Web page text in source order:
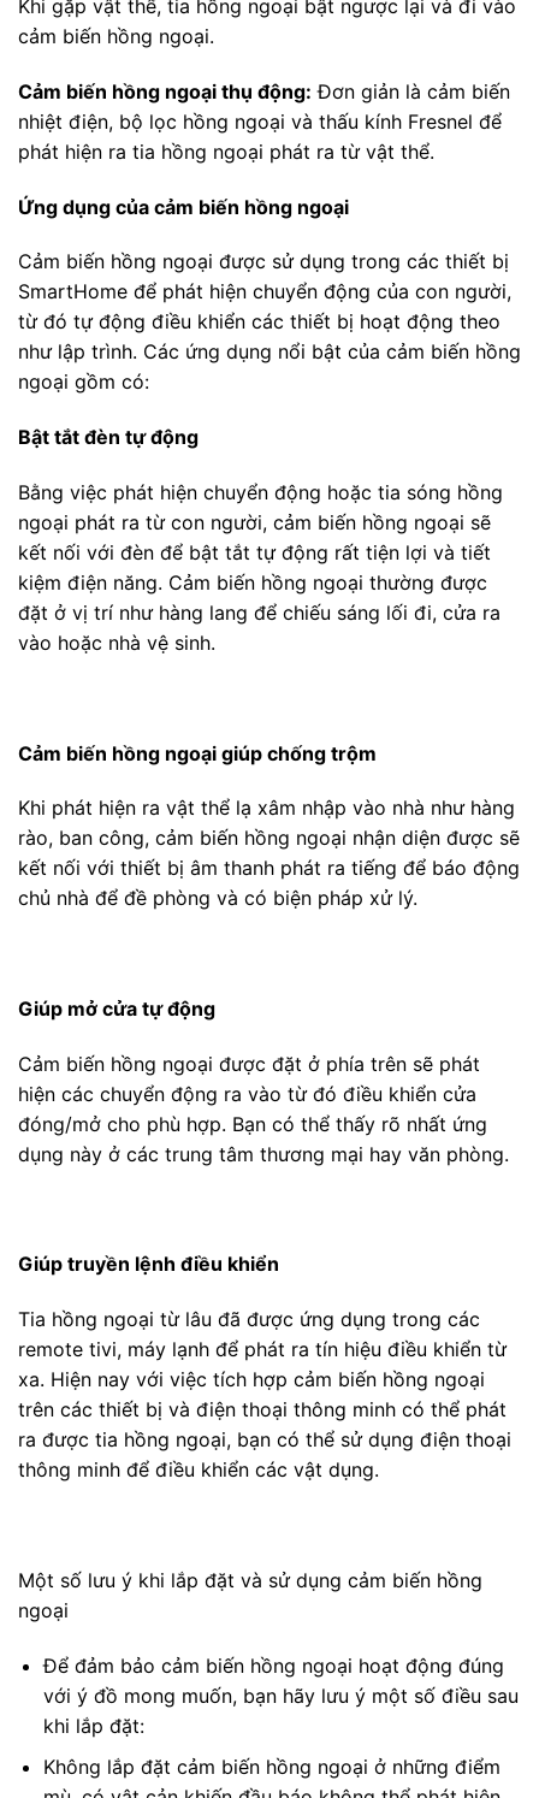
Khi gặp vật thể, tia hồng ngoại bật ngược lại và đi vào
cảm biến hồng ngoại.
Cảm biến hồng ngoại thụ động: Đơn giản là cảm biến
nhiệt điện, bộ lọc hồng ngoại và thấu kính Fresnel để
phát hiện ra tia hồng ngoại phát ra từ vật thể.
Ứng dụng của cảm biến hồng ngoại
Cảm biến hồng ngoại được sử dụng trong các thiết bị
SmartHome để phát hiện chuyển động của con người,
từ đó tự động điều khiển các thiết bị hoạt động theo
như lập trình. Các ứng dụng nổi bật của cảm biến hồng
ngoại gồm có:
Bật tắt đèn tự động
Bằng việc phát hiện chuyển động hoặc tia sóng hồng
ngoại phát ra từ con người, cảm biến hồng ngoại sẽ
kết nối với đèn để bật tắt tự động rất tiện lợi và tiết
kiệm điện năng. Cảm biến hồng ngoại thường được
đặt ở vị trí như hàng lang để chiếu sáng lối đi, cửa ra
vào hoặc nhà vệ sinh.
Cảm biến hồng ngoại giúp chống trộm
Khi phát hiện ra vật thể lạ xâm nhập vào nhà như hàng
rào, ban công, cảm biến hồng ngoại nhận diện được sẽ
kết nối với thiết bị âm thanh phát ra tiếng để báo động
chủ nhà để đề phòng và có biện pháp xử lý.
Giúp mở cửa tự động
Cảm biến hồng ngoại được đặt ở phía trên sẽ phát
hiện các chuyển động ra vào từ đó điều khiển cửa
đóng/mở cho phù hợp. Bạn có thể thấy rõ nhất ứng
dụng này ở các trung tâm thương mại hay văn phòng.
Giúp truyền lệnh điều khiển
Tia hồng ngoại từ lâu đã được ứng dụng trong các
remote tivi, máy lạnh để phát ra tín hiệu điều khiển từ
xa. Hiện nay với việc tích hợp cảm biến hồng ngoại
trên các thiết bị và điện thoại thông minh có thể phát
ra được tia hồng ngoại, bạn có thể sử dụng điện thoại
thông minh để điều khiển các vật dụng.
Một số lưu ý khi lắp đặt và sử dụng cảm biến hồng
ngoại
Để đảm bảo cảm biến hồng ngoại hoạt động đúng
với ý đồ mong muốn, bạn hãy lưu ý một số điều sau
khi lắp đặt:
Không lắp đặt cảm biến hồng ngoại ở những điểm